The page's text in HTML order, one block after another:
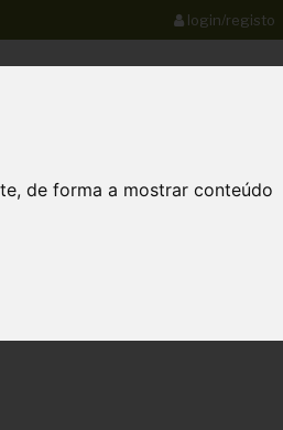
de forma a mostrar conteúdo
login/registo